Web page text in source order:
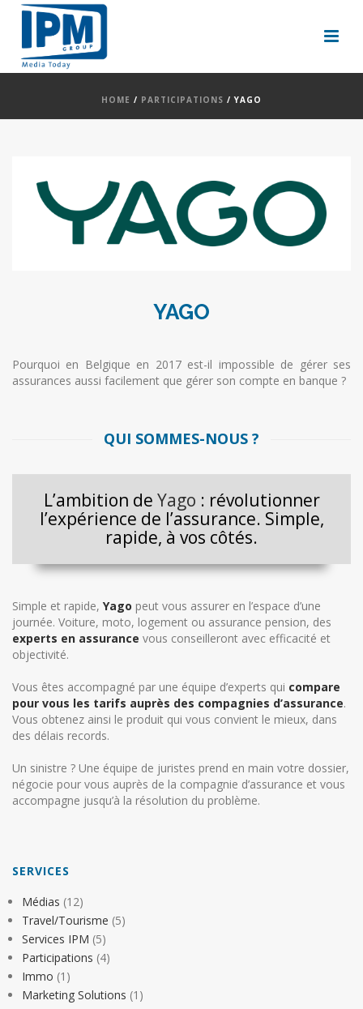
HOME / PARTICIPATIONS /YAGO
YAGO
Pourquoi en Belgique en 2017 est-il impossible de gérer ses
assurances aussi facilement que gérer son compte en banque ?
QUI SOMMES-NOUS ?
L’ambition de Yago : révolutionner
l’expérience de l’assurance. Simple,
rapide, à vos côtés.
Simple et rapide, Yago peut vous assurer en l’espace d’une
journée. Voiture, moto, logement ou assurance pension, des
experts en assurance vous conseilleront avec efficacité et
objectivité.
Vous êtes accompagné par une équipe d’experts qui compare
pour vous les tarifs auprès des compagnies d’assurance.
Vous obtenez ainsi le produit qui vous convient le mieux, dans
des délais records.
Un sinistre ? Une équipe de juristes prend en main votre dossier,
négocie pour vous auprès de la compagnie d’assurance et vous
accompagne jusqu’à la résolution du problème.
SERVICES
Médias (12)
Travel/Tourisme (5)
Services IPM (5)
Participations (4)
Immo (1)
Marketing Solutions (1)